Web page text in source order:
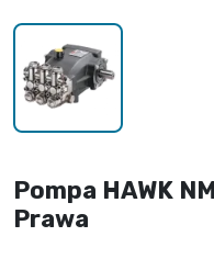
Pompa HAWK
Prawa